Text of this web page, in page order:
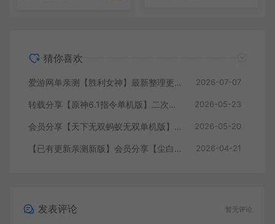
猜你喜欢
爱游网单亲测【胜利女神】最新整理更新第7版148.10.5NIKKE胜利女神妮姬单机版方舟活动148版本官服GM可无限抽卡全剧情免虚拟机一键端视频安装教学 2026-07-07
转载分享【原神6.1指令单机版】二次元网游单机版 指令模拟端 登录 战斗 地图 魔物 背包 抽卡 商店 MOD 未亲测图文教学 2026-05-23
会员分享【天下无双蚂蚁无双单机版】最新整理单机版本 带GM命令后台 武侠怀旧网游 免虚拟机一键端 配套视频教学 2026-05-20
【已有更新亲测新版】会员分享【尘白单机版】二次元射击类网游单机版一键端 2026-04-21
发表评论 暂无评论